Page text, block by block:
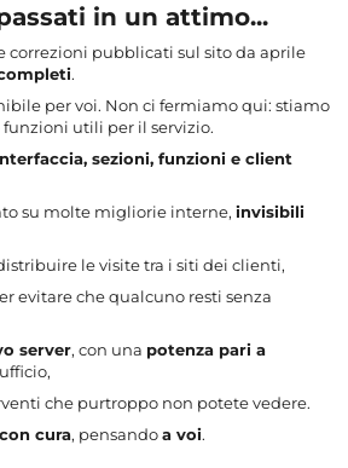
in un attimo...
correzioni pubblicati sul sito da aprile
.
per voi. Non ci fermiamo qui: stiamo
utili per il servizio.
sezioni, funzioni e client
su molte migliorie interne, invisibili
le visite tra i siti dei clienti,
evitare che qualcuno resti senza
server, con una potenza pari a
che purtroppo non potete vedere.
cura, pensandoa voi.